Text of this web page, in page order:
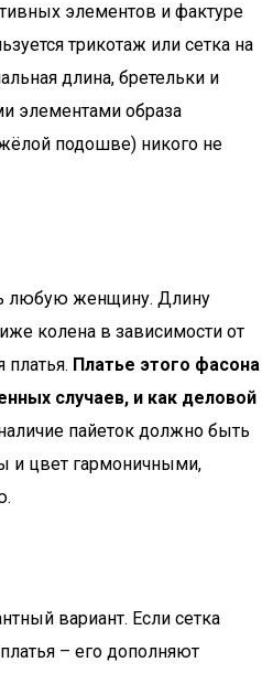
элементов и фактуре
трикотаж или сетка на
длина, бретельки и
элементами образа
подошве) никого не
любую женщину. Длину
колена в зависимости от
платья. Платье этого фасона
случаев, и как деловой
пайеток должно быть
и цвет гармоничными,
вариант. Если сетка
– его дополняют